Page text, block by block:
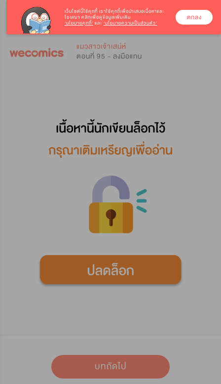
แมวสาวเจ้าเสน่ห์
ตอนที่ 95 - ลงมือแทน
บทถัดไป
เว็บไซต์นี้ใช้คุกกี้ เราใช้คุกกี้เพื่อนำเสนอเนื้อหาและ
โฆษณา คลิกเพื่อดูข้อมูลเพิ่มเติม
‘นโยบายคุกกี้’ และ ‘นโยบายความเป็นส่วนตัว’
ตกลง